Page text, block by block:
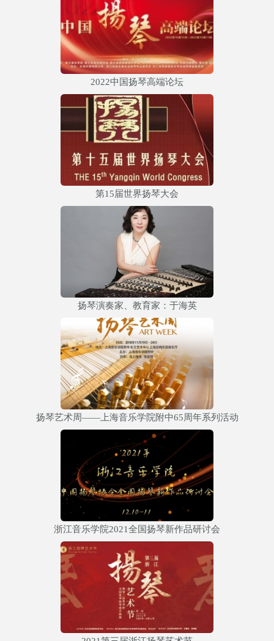
2022中国扬琴高端论坛
第15届世界扬琴大会
扬琴演奏家、教育家：于海英
扬琴艺术周——上海音乐学院附中65周年系列活动
浙江音乐学院2021全国扬琴新作品研讨会